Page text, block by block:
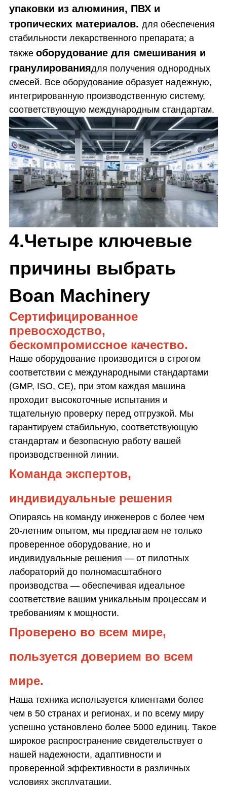
упаковки из алюминия, ПВХ и
тропических материалов. для обеспечения
стабильности лекарственного препарата; а
также оборудование для смешивания и
гранулированиядля получения однородных
смесей. Все оборудование образует надежную,
интегрированную производственную систему,
соответствующую международным стандартам.
4.Четыре ключевые
причины выбрать
Boan Machinery
Сертифицированное
превосходство,
бескомпромиссное качество.
Наше оборудование производится в строгом
соответствии с международными стандартами
(GMP, ISO, CE), при этом каждая машина
проходит высокоточные испытания и
тщательную проверку перед отгрузкой. Мы
гарантируем стабильную, соответствующую
стандартам и безопасную работу вашей
производственной линии.
Команда экспертов,
индивидуальные решения
Опираясь на команду инженеров с более чем
20-летним опытом, мы предлагаем не только
проверенное оборудование, но и
индивидуальные решения — от пилотных
лабораторий до полномасштабного
производства — обеспечивая идеальное
соответствие вашим уникальным процессам и
требованиям к мощности.
Проверено во всем мире,
пользуется доверием во всем
мире.
Наша техника используется клиентами более
чем в 50 странах и регионах, и по всему миру
успешно установлено более 5000 единиц. Такое
широкое распространение свидетельствует о
нашей надежности, адаптивности и
проверенной эффективности в различных
условиях эксплуатации.